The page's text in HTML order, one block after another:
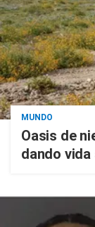
MUNDO
Oasis de
dando